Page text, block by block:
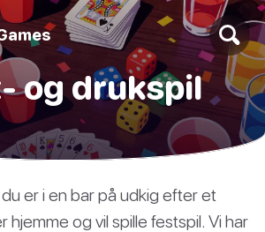
og drukspil
er i en bar på udkig efter et
hjemme og vil spille festspil. Vi har